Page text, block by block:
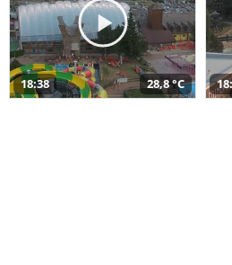
18:38 28,8 °C